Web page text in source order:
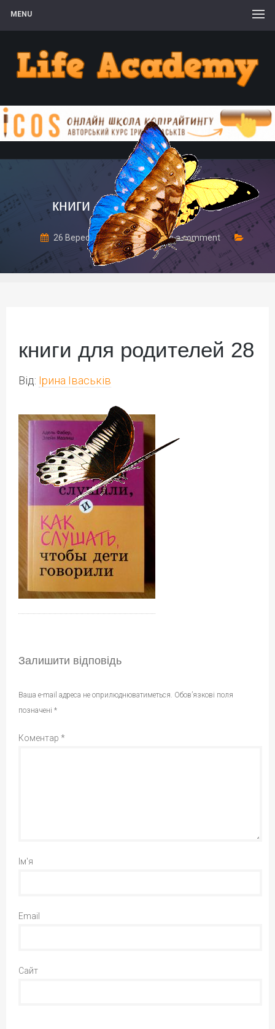
MENU
книги для родителей 28
26 Вересня, 2019 Leave a comment
книги для родителей 28
Від: Ірина Іваськів
Залишити відповідь
Ваша e-mail адреса не оприлюднюватиметься. Обов’язкові поля
позначені *
Коментар *
Ім'я
Email
Сайт